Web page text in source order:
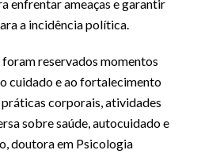
enfrentar ameaças e garantir
a incidência política.
reservados momentos
cuidado e ao fortalecimento
corporais, atividades
sobre saúde, autocuidado e
doutora em Psicologia